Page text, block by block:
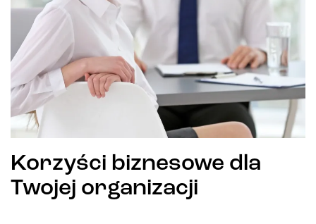
Korzyści biznesowe dla
Twojej organizacji